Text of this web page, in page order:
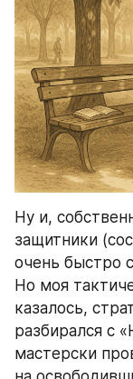
Ну и,
защитники
очень быстро
Но моя
казалось,
разбирался с
мастерски